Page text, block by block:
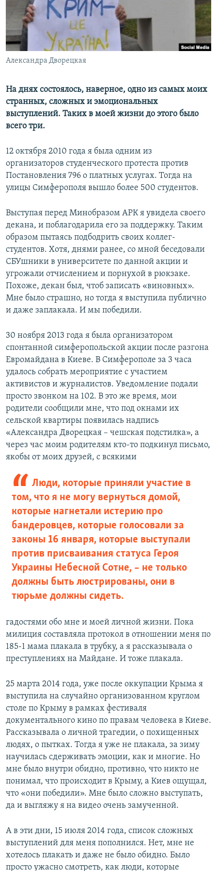
ПОБЕДИТЕЛЕЙ НЕ СУДЯТ?
КРЫМ.НЕПОКОРЕННЫЙ
ELIFBE
УКРАИНСКАЯ ПРОБЛЕМА КРЫМА
ПРИСОЕДИНЯЙТЕСЬ!
Александра Дворецкая
На днях состоялось, наверное, одно из самых моих
странных, сложных и эмоциональных
выступлений. Таких в моей жизни до этого было
всего три.
12 октября 2010 года я была одним из
организаторов студенческого протеста против
Постановления 796 о платных услугах. Тогда на
улицы Симферополя вышло более 500 студентов.
Выступая перед Минобразом АРК я увидела своего
декана, и поблагодарила его за поддержку. Таким
образом пытаясь подбодрить своих коллег-
студентов. Хотя, днями ранее, со мной беседовали
СБУшники в университете по данной акции и
угрожали отчислением и порнухой в рюкзаке.
Похоже, декан был, чтоб записать «виновных».
Мне было страшно, но тогда я выступила публично
и даже заплакала. И мы победили.
30 ноября 2013 года я была организатором
спонтанной симферопольской акции после разгона
Евромайдана в Киеве. В Симферополе за 3 часа
удалось собрать мероприятие с участием
активистов и журналистов. Уведомление подали
просто звонком на 102. В это же время, мои
родители сообщили мне, что под окнами их
сельской квартиры появилась надпись
«Александра Дворецкая – чешская подстилка», а
через час моим родителям кто-то подкинул письмо,
якобы от моих друзей, с всякими
Люди, которые приняли участие в
том, что я не могу вернуться домой,
которые нагнетали истерию про
бандеровцев, которые голосовали за
законы 16 января, которые выступали
против присваивания статуса Героя
Украины Небесной Сотне, – не только
должны быть люстрированы, они в
тюрьме должны сидеть.
гадостями обо мне и моей личной жизни. Пока
милиция составляла протокол в отношении меня по
185-1 мама плакала в трубку, а я рассказывала о
преступлениях на Майдане. И тоже плакала.
25 марта 2014 года, уже после оккупации Крыма я
выступила на случайно организованном круглом
столе по Крыму в рамках фестиваля
документального кино по правам человека в Киеве.
Рассказывала о личной трагедии, о похищенных
людях, о пытках. Тогда я уже не плакала, за зиму
научилась сдерживать эмоции, как и многие. Но
мне было внутри обидно, противно, что никто не
понимал, что происходит в Крыму, а Киев ощущал,
что «они победили». Мне было сложно выступать,
да и выгляжу я на видео очень замученной.
А в эти дни, 15 июля 2014 года, список сложных
выступлений для меня пополнился. Нет, мне не
хотелось плакать и даже не было обидно. Было
просто ужасно смотреть, как люди, которые